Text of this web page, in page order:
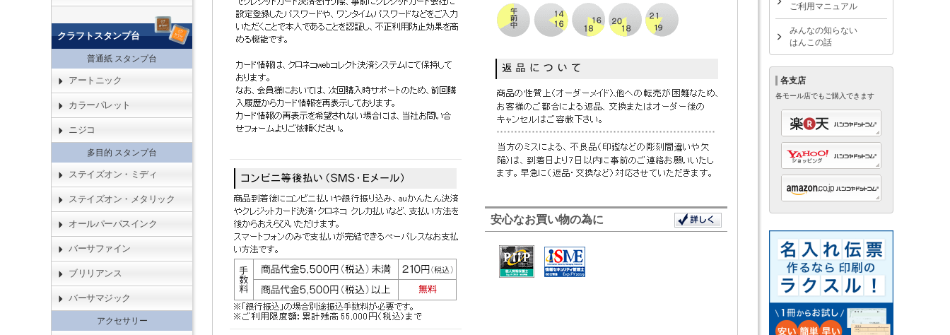
安心なお買い物の為に
クラフトスタンプ台
普通紙 スタンプ台
アートニック
カラーパレット
ニジコ
多目的 スタンプ台
ステイズオン・ミディ
ステイズオン・メタリック
オールパーパスインク
バーサファイン
ブリリアンス
バーサマジック
アクセサリー
ご利用マニュアル
みんなの知らない
はんこの話
各支店
各モール店でもご購入できます